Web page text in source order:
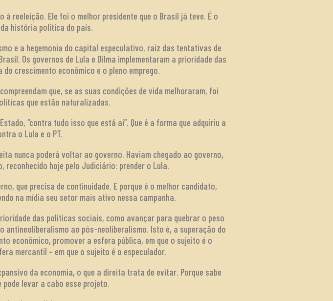
reeleição. Ele foi o melhor presidente que o Brasil já teve. É o
história política do país.
e a hegemonia do capital especulativo, raiz das tentativas de
Os governos de Lula e Dilma implementaram a prioridade das
crescimento econômico e o pleno emprego.
que, se as suas condições de vida melhoraram, foi
que estão naturalizadas.
“contra tudo isso que está ai”. Que é a forma que adquiriu a
o Lula e o PT.
nunca poderá voltar ao governo. Haviam chegado ao governo,
reconhecido hoje pelo Judiciário: prender o Lula.
que precisa de continuidade. E porque é o melhor candidato,
na mídia seu setor mais ativo nessa campanha.
das políticas sociais, como avançar para quebrar o peso
antineoliberalismo ao pós-neoliberalismo. Isto é, a superação do
econômico, promover a esfera pública, em que o sujeito é o
mercantil – em que o sujeito é o especulador.
da economia, o que a direita trata de evitar. Porque sabe
pode levar a cabo esse projeto.